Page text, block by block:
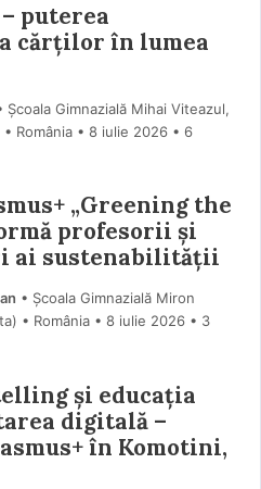
puterea
cărților în lumea
Școala Gimnazială Mihai Viteazul,
România
8 iulie 2026 • 6
„Greening the
profesorii și
ai sustenabilității
• Școala Gimnazială Miron
• România
8 iulie 2026 • 3
și educația
digitală –
în Komotini,